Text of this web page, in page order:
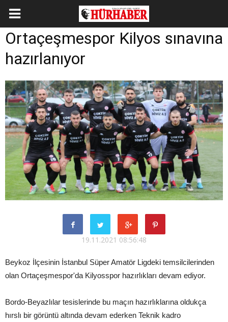
Ortaçeşmespor Kilyos sınavına
hazırlanıyor
19.11.2021 08:56:48
Beykoz İlçesinin İstanbul Süper Amatör Ligdeki temsilcilerinden
olan Ortaçeşmespor'da Kilyosspor hazırlıkları devam ediyor.
Bordo-Beyazlılar tesislerinde bu maçın hazırlıklarına oldukça
hırslı bir görüntü altında devam ederken Teknik kadro